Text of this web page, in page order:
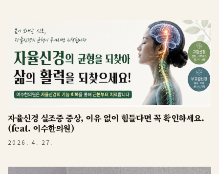
자율신경 실조증 증상, 이유 없이 힘들다면 꼭 확인하세요.
(feat. 이수한의원)
2026. 4. 27.